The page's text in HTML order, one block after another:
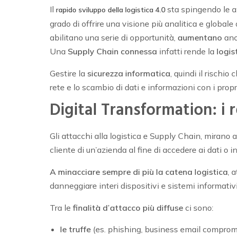
Il rapido sviluppo della logistica 4.0 sta spingendo le
grado di offrire una visione più analitica e
abilitano una serie di opportunità, aumentano
Una Supply Chain connessa infatti rende la
Gestire la sicurezza informatica, quindi il rischio
rete e lo scambio di dati e informazioni con i
Digital Transformation: i
Gli attacchi alla logistica e Supply Chain, mirano
cliente di un’azienda al fine di accedere ai dati o
A minacciare sempre di più la catena logistica,
danneggiare interi dispositivi e sistemi
Tra le finalità d’attacco più diffuse ci sono:
le truffe (es. phishing, business email